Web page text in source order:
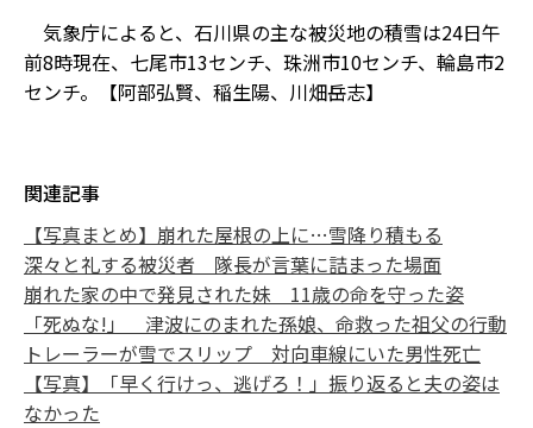
気象庁によると、石川県の主な被災地の積雪は24日午
前8時現在、七尾市13センチ、珠洲市10センチ、輪島市2
センチ。【阿部弘賢、稲生陽、川畑岳志】
関連記事
【写真まとめ】崩れた屋根の上に…雪降り積もる
深々と礼する被災者 隊長が言葉に詰まった場面
崩れた家の中で発見された妹 11歳の命を守った姿
「死ぬな!」 津波にのまれた孫娘、命救った祖父の行動
トレーラーが雪でスリップ 対向車線にいた男性死亡
【写真】「早く行けっ、逃げろ！」振り返ると夫の姿は
なかった